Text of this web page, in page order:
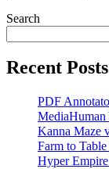
Search
Recent Posts